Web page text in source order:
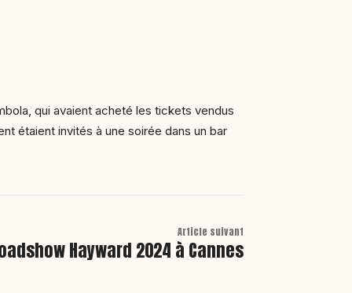
qui avaient acheté les tickets vendus
étaient invités à une soirée dans un bar
Article suivant
Hayward 2024 à Cannes